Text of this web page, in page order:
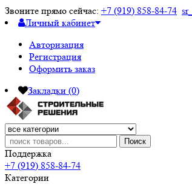
Звоните прямо сейчас: +7 (919) 858-84-74
Личный кабинет
Авторизация
Регистрация
Оформить заказ
Закладки (0)
Поиск
Поддержка
+7 (919) 858-84-74
Категории